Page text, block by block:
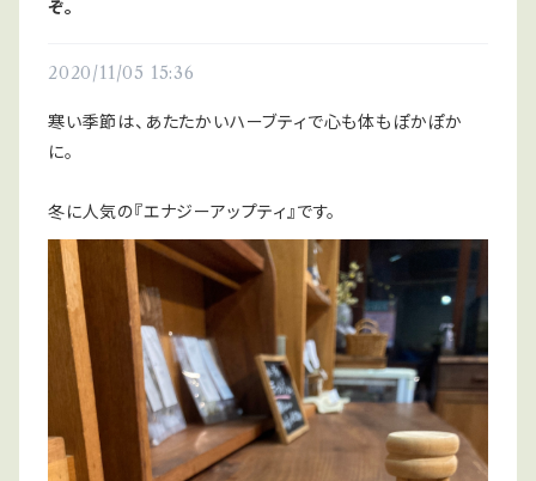
ぞ。
2020/11/05 15:36
寒い季節は、あたたかいハーブティで心も体もぽかぽか
に。
冬に人気の『エナジーアップティ』です。